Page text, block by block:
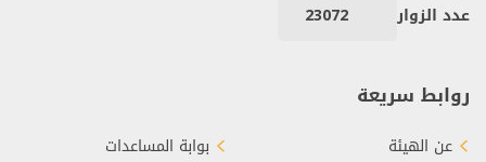
عدد الزوار 23072
روابط سريعة
عن الهيئة
بوابة المساعدات